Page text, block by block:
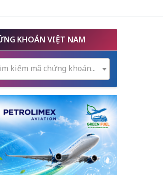
KHOÁN VIỆT NAM
kiếm mã chứng khoán...